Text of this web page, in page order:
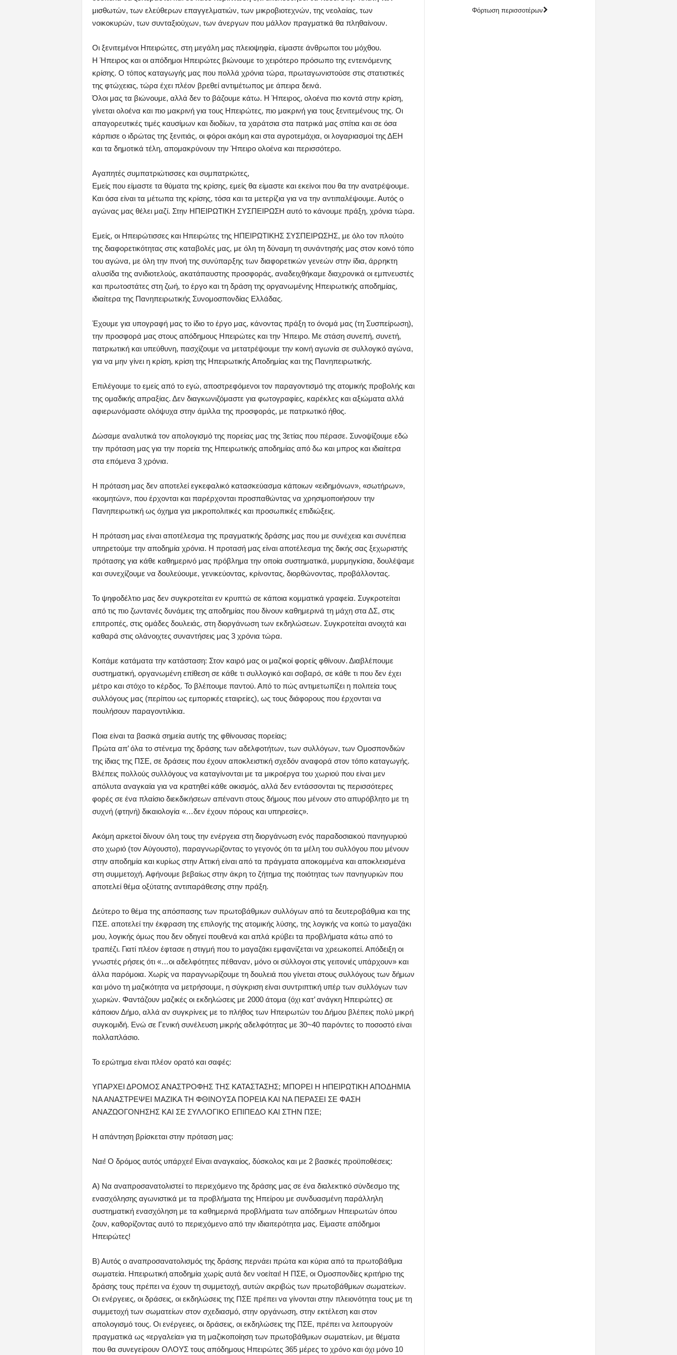
μισθωτών, των ελεύθερων επαγγελματιών, των μικροβιοτεχνών, της νεολαίας, των
νοικοκυρών, των συνταξιούχων, των άνεργων που μάλλον πραγματικά θα πληθαίνουν.
Οι ξενιτεμένοι Ηπειρώτες, στη μεγάλη μας πλειοψηφία, είμαστε άνθρωποι του μόχθου.
Η Ήπειρος και οι απόδημοι Ηπειρώτες βιώνουμε το χειρότερο πρόσωπο της εντεινόμενης
κρίσης. Ο τόπος καταγωγής μας που πολλά χρόνια τώρα, πρωταγωνιστούσε στις στατιστικές
της φτώχειας, τώρα έχει πλέον βρεθεί αντιμέτωπος με άπειρα δεινά.
Όλοι μας τα βιώνουμε, αλλά δεν το βάζουμε κάτω. Η Ήπειρος, ολοένα πιο κοντά στην κρίση,
γίνεται ολοένα και πιο μακρινή για τους Ηπειρώτες, πιο μακρινή για τους ξενιτεμένους της. Οι
απαγορευτικές τιμές καυσίμων και διοδίων, τα χαράτσια στα πατρικά μας σπίτια και σε όσα
κάρπισε ο ιδρώτας της ξενιτιάς, οι φόροι ακόμη και στα αγροτεμάχια, οι λογαριασμοί της ΔΕΗ
και τα δημοτικά τέλη, απομακρύνουν την Ήπειρο ολοένα και περισσότερο.
Αγαπητές συμπατριώτισσες και συμπατριώτες,
Εμείς που είμαστε τα θύματα της κρίσης, εμείς θα είμαστε και εκείνοι που θα την ανατρέψουμε.
Και όσα είναι τα μέτωπα της κρίσης, τόσα και τα μετερίζια για να την αντιπαλέψουμε. Αυτός ο
αγώνας μας θέλει μαζί. Στην ΗΠΕΙΡΩΤΙΚΗ ΣΥΣΠΕΙΡΩΣΗ αυτό το κάνουμε πράξη, χρόνια τώρα.
Εμείς, οι Ηπειρώτισσες και Ηπειρώτες της ΗΠΕΙΡΩΤΙΚΗΣ ΣΥΣΠΕΙΡΩΣΗΣ, με όλο τον πλούτο
της διαφορετικότητας στις καταβολές μας, με όλη τη δύναμη τη συνάντησής μας στον κοινό τόπο
του αγώνα, με όλη την πνοή της συνύπαρξης των διαφορετικών γενεών στην ίδια, άρρηκτη
αλυσίδα της ανιδιοτελούς, ακατάπαυστης προσφοράς, αναδειχθήκαμε διαχρονικά οι εμπνευστές
και πρωτοστάτες στη ζωή, το έργο και τη δράση της οργανωμένης Ηπειρωτικής αποδημίας,
ιδιαίτερα της Πανηπειρωτικής Συνομοσπονδίας Ελλάδας.
Έχουμε για υπογραφή μας το ίδιο το έργο μας, κάνοντας πράξη το όνομά μας (τη Συσπείρωση),
την προσφορά μας στους απόδημους Ηπειρώτες και την Ήπειρο. Με στάση συνεπή, συνετή,
πατριωτική και υπεύθυνη, πασχίζουμε να μετατρέψουμε την κοινή αγωνία σε συλλογικό αγώνα,
για να μην γίνει η κρίση, κρίση της Ηπειρωτικής Αποδημίας και της Πανηπειρωτικής.
Επιλέγουμε το εμείς από το εγώ, αποστρεφόμενοι τον παραγοντισμό της ατομικής προβολής και
της ομαδικής απραξίας. Δεν διαγκωνιζόμαστε για φωτογραφίες, καρέκλες και αξιώματα αλλά
αφιερωνόμαστε ολόψυχα στην άμιλλα της προσφοράς, με πατριωτικό ήθος.
Δώσαμε αναλυτικά τον απολογισμό της πορείας μας της 3ετίας που πέρασε. Συνοψίζουμε εδώ
την πρόταση μας για την πορεία της Ηπειρωτικής αποδημίας από δω και μπρος και ιδιαίτερα
στα επόμενα 3 χρόνια.
Η πρόταση μας δεν αποτελεί εγκεφαλικό κατασκεύασμα κάποιων «ειδημόνων», «σωτήρων»,
«κομητών», που έρχονται και παρέρχονται προσπαθώντας να χρησιμοποιήσουν την
Πανηπειρωτική ως όχημα για μικροπολιτικές και προσωπικές επιδιώξεις.
Η πρόταση μας είναι αποτέλεσμα της πραγματικής δράσης μας που με συνέχεια και συνέπεια
υπηρετούμε την αποδημία χρόνια. Η προτασή μας είναι αποτέλεσμα της δικής σας ξεχωριστής
πρότασης για κάθε καθημερινό μας πρόβλημα την οποία συστηματικά, μυρμηγκίσια, δουλέψαμε
και συνεχίζουμε να δουλεύουμε, γενικεύοντας, κρίνοντας, διορθώνοντας, προβάλλοντας.
Το ψηφοδέλτιο μας δεν συγκροτείται εν κρυπτώ σε κάποια κομματικά γραφεία. Συγκροτείται
από τις πιο ζωντανές δυνάμεις της αποδημίας που δίνουν καθημερινά τη μάχη στα ΔΣ, στις
επιτροπές, στις ομάδες δουλειάς, στη διοργάνωση των εκδηλώσεων. Συγκροτείται ανοιχτά και
καθαρά στις ολάνοιχτες συναντήσεις μας 3 χρόνια τώρα.
Κοιτάμε κατάματα την κατάσταση: Στον καιρό μας οι μαζικοί φορείς φθίνουν. Διαβλέπουμε
συστηματική, οργανωμένη επίθεση σε κάθε τι συλλογικό και σοβαρό, σε κάθε τι που δεν έχει
μέτρο και στόχο το κέρδος. Το βλέπουμε παντού. Από το πώς αντιμετωπίζει η πολιτεία τους
συλλόγους μας (περίπου ως εμπορικές εταιρείες), ως τους διάφορους που έρχονται να
πουλήσουν παραγοντιλίκια.
Ποια είναι τα βασικά σημεία αυτής της φθίνουσας πορείας;
Πρώτα απ’ όλα το στένεμα της δράσης των αδελφοτήτων, των συλλόγων, των Ομοσπονδιών
της ίδιας της ΠΣΕ, σε δράσεις που έχουν αποκλειστική σχεδόν αναφορά στον τόπο καταγωγής.
Βλέπεις πολλούς συλλόγους να καταγίνονται με τα μικροέργα του χωριού που είναι μεν
απόλυτα αναγκαία για να κρατηθεί κάθε οικισμός, αλλά δεν εντάσσονται τις περισσότερες
φορές σε ένα πλαίσιο διεκδικήσεων απέναντι στους δήμους που μένουν στο απυρόβλητο με τη
συχνή (φτηνή) δικαιολογία «…δεν έχουν πόρους και υπηρεσίες».
Ακόμη αρκετοί δίνουν όλη τους την ενέργεια στη διοργάνωση ενός παραδοσιακού πανηγυριού
στο χωριό (τον Αύγουστο), παραγνωρίζοντας το γεγονός ότι τα μέλη του συλλόγου που μένουν
στην αποδημία και κυρίως στην Αττική είναι από τα πράγματα αποκομμένα και αποκλεισμένα
στη συμμετοχή. Αφήνουμε βεβαίως στην άκρη το ζήτημα της ποιότητας των πανηγυριών που
αποτελεί θέμα οξύτατης αντιπαράθεσης στην πράξη.
Δεύτερο το θέμα της απόσπασης των πρωτοβάθμιων συλλόγων από τα δευτεροβάθμια και της
ΠΣΕ. αποτελεί την έκφραση της επιλογής της ατομικής λύσης, της λογικής να κοιτώ το μαγαζάκι
μου, λογικής όμως που δεν οδηγεί πουθενά και απλά κρύβει τα προβλήματα κάτω από το
τραπέζι. Γιατί πλέον έφτασε η στιγμή που το μαγαζάκι εμφανίζεται να χρεωκοπεί. Απόδειξη οι
γνωστές ρήσεις ότι «…οι αδελφότητες πέθαναν, μόνο οι σύλλογοι στις γειτονιές υπάρχουν» και
άλλα παρόμοια. Χωρίς να παραγνωρίζουμε τη δουλειά που γίνεται στους συλλόγους των δήμων
και μόνο τη μαζικότητα να μετρήσουμε, η σύγκριση είναι συντριπτική υπέρ των συλλόγων των
χωριών. Φαντάζουν μαζικές οι εκδηλώσεις με 2000 άτομα (όχι κατ’ ανάγκη Ηπειρώτες) σε
κάποιον Δήμο, αλλά αν συγκρίνεις με το πλήθος των Ηπειρωτών του Δήμου βλέπεις πολύ μικρή
συγκομιδή. Ενώ σε Γενική συνέλευση μικρής αδελφότητας με 30~40 παρόντες το ποσοστό είναι
πολλαπλάσιο.
Το ερώτημα είναι πλέον ορατό και σαφές:
ΥΠΑΡΧΕΙ ΔΡΟΜΟΣ ΑΝΑΣΤΡΟΦΗΣ ΤΗΣ ΚΑΤΑΣΤΑΣΗΣ; ΜΠΟΡΕΙ Η ΗΠΕΙΡΩΤΙΚΗ ΑΠΟΔΗΜΙΑ
ΝΑ ΑΝΑΣΤΡΕΨΕΙ ΜΑΖΙΚΑ ΤΗ ΦΘΙΝΟΥΣΑ ΠΟΡΕΙΑ ΚΑΙ ΝΑ ΠΕΡΑΣΕΙ ΣΕ ΦΑΣΗ
ΑΝΑΖΩΟΓΟΝΗΣΗΣ ΚΑΙ ΣΕ ΣΥΛΛΟΓΙΚΟ ΕΠΙΠΕΔΟ ΚΑΙ ΣΤΗΝ ΠΣΕ;
Η απάντηση βρίσκεται στην πρόταση μας:
Ναι! Ο δρόμος αυτός υπάρχει! Είναι αναγκαίος, δύσκολος και με 2 βασικές προϋποθέσεις:
Α) Να αναπροσανατολιστεί το περιεχόμενο της δράσης μας σε ένα διαλεκτικό σύνδεσμο της
ενασχόλησης αγωνιστικά με τα προβλήματα της Ηπείρου με συνδυασμένη παράλληλη
συστηματική ενασχόληση με τα καθημερινά προβλήματα των απόδημων Ηπειρωτών όπου
ζουν, καθορίζοντας αυτό το περιεχόμενο από την ιδιαιτερότητα μας. Είμαστε απόδημοι
Ηπειρώτες!
Β) Αυτός ο αναπροσανατολισμός της δράσης περνάει πρώτα και κύρια από τα πρωτοβάθμια
σωματεία. Ηπειρωτική αποδημία χωρίς αυτά δεν νοείται! Η ΠΣΕ, οι Ομοσπονδίες κριτήριο της
δράσης τους πρέπει να έχουν τη συμμετοχή, αυτών ακριβώς των πρωτοβάθμιων σωματείων.
Οι ενέργειες, οι δράσεις, οι εκδηλώσεις της ΠΣΕ πρέπει να γίνονται στην πλειονότητα τους με τη
συμμετοχή των σωματείων στον σχεδιασμό, στην οργάνωση, στην εκτέλεση και στον
απολογισμό τους. Οι ενέργειες, οι δράσεις, οι εκδηλώσεις της ΠΣΕ, πρέπει να λειτουργούν
πραγματικά ως «εργαλεία» για τη μαζικοποίηση των πρωτοβάθμιων σωματείων, με θέματα
που θα συνεγείρουν ΟΛΟΥΣ τους απόδημους Ηπειρώτες 365 μέρες το χρόνο και όχι μόνο 10
Φόρτωση περισσοτέρων